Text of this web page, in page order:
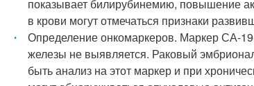
показывает билирубинемию, повышение
в крови могут отмечаться признаки
Определение онкомаркеров. Маркер СА-
железы не выявляется. Раковый
быть анализ на этот маркер и при